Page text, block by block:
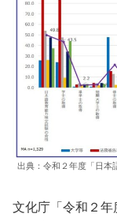
出典：令和２年度「日本
文化庁「令和２